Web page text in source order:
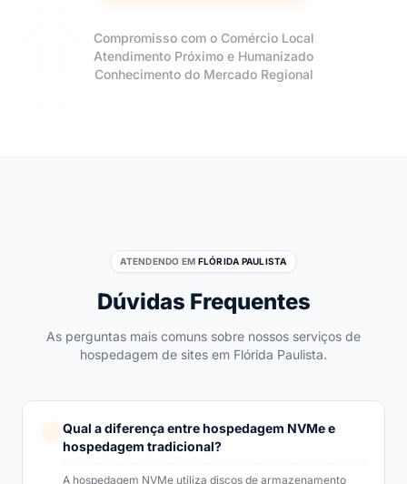
Compromisso com o Comércio Local
Atendimento Próximo e Humanizado
Conhecimento do Mercado Regional
ATENDENDO EM FLÓRIDA PAULISTA
Dúvidas Frequentes
As perguntas mais comuns sobre nossos serviços de
hospedagem de sites em Flórida Paulista.
Qual a diferença entre hospedagem NVMe e
hospedagem tradicional?
A hospedagem NVMe utiliza discos de armazenamento